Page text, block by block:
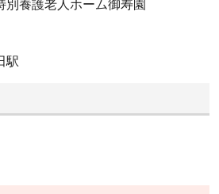
養護老人ホーム御寿園
駅